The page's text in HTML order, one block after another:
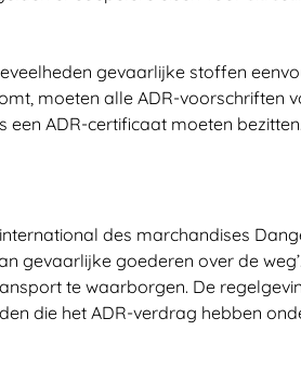
gevaarlijke stoffen
moeten alle ADR-
ADR-certificaat moeten bezitten.
des marchandises
gevaarlijke goederen over de
te waarborgen. De
die het ADR-verdrag hebben